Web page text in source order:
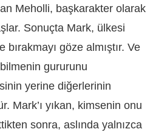
Meholli, başkarakter olarak
Sonuçta Mark, ülkesi
göze almıştır. Ve
gururunu
yerine diğerlerinin
Mark’ı yıkan, kimsenin onu
sonra, aslında yalnızca